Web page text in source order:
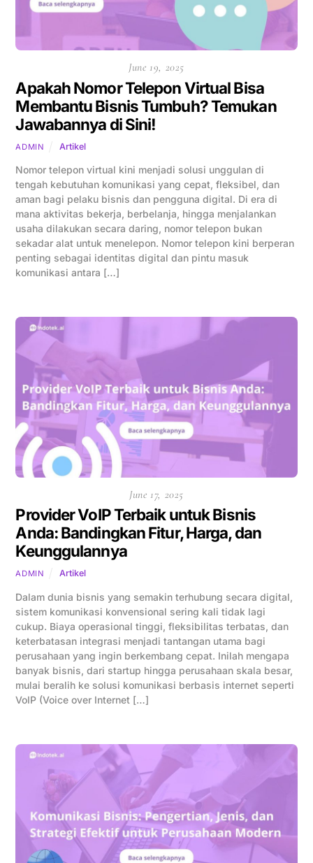
June 19, 2025
Apakah Nomor Telepon Virtual Bisa
Membantu Bisnis Tumbuh? Temukan
Jawabannya di Sini!
ADMIN Artikel
Nomor telepon virtual kini menjadi solusi unggulan di
tengah kebutuhan komunikasi yang cepat, fleksibel, dan
aman bagi pelaku bisnis dan pengguna digital. Di era di
mana aktivitas bekerja, berbelanja, hingga menjalankan
usaha dilakukan secara daring, nomor telepon bukan
sekadar alat untuk menelepon. Nomor telepon kini berperan
penting sebagai identitas digital dan pintu masuk
komunikasi antara […]
June 17, 2025
Provider VoIP Terbaik untuk Bisnis
Anda: Bandingkan Fitur, Harga, dan
Keunggulannya
ADMIN Artikel
Dalam dunia bisnis yang semakin terhubung secara digital,
sistem komunikasi konvensional sering kali tidak lagi
cukup. Biaya operasional tinggi, fleksibilitas terbatas, dan
keterbatasan integrasi menjadi tantangan utama bagi
perusahaan yang ingin berkembang cepat. Inilah mengapa
banyak bisnis, dari startup hingga perusahaan skala besar,
mulai beralih ke solusi komunikasi berbasis internet seperti
VoIP (Voice over Internet […]